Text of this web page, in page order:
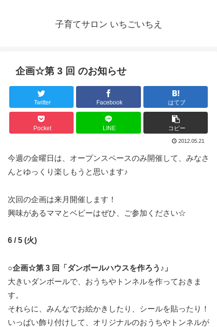
子育てサロン いちごいちえ
企画☆第 3 回 のお知らせ
Twitter Facebook はてブ
Pocket LINE コピー
2012.05.21
今週の金曜日は、オープンスペースのみ開催して、みなさ
んとゆっくり楽しもうと思います♪
次回の企画は来月開催します！
興味があるママとベビーはぜひ、ご参加ください☆
6 / 5 (火)
○企画☆第 3 回「ダンボールハウスを作ろう♪」
大きいダンボールで、おうちやトンネルを作っておきま
す。
それらに、みんなでお絵かきしたり、シールを貼ったり！
いっぱい飾り付けして、オリジナルのおうちやトンネルが